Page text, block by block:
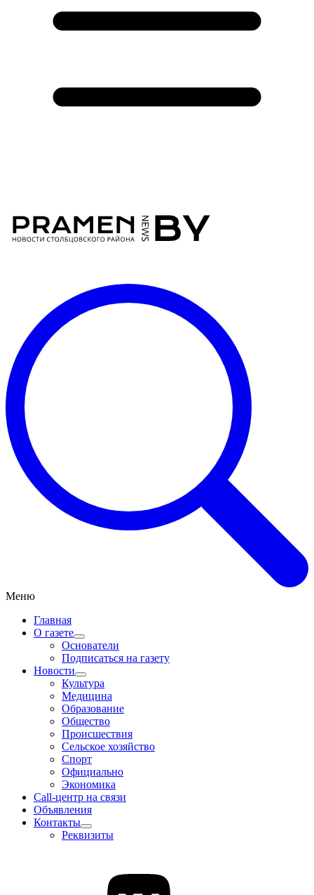
Меню
Главная
О газете
Основатели
Подписаться на газету
Новости
Культура
Медицина
Образование
Общество
Происшествия
Сельское хозяйство
Спорт
Официально
Экономика
Call-центр на связи
Объявления
Контакты
Реквизиты